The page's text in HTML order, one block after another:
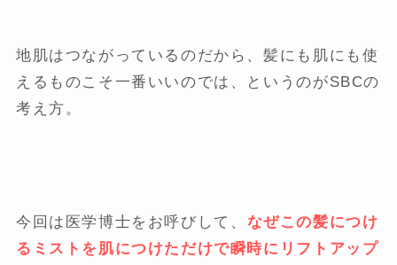
地肌はつながっているのだから、髪にも肌にも使
えるものこそ一番いいのでは、というのがSBCの
考え方。
今回は医学博士をお呼びして、 なぜこの髪につけ
るミストを肌につけただけで瞬時にリフトアップ